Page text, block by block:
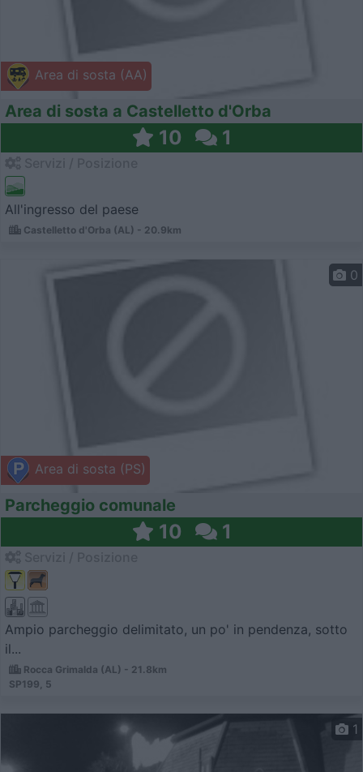
Area di sosta (AA)
Area di sosta a Castelletto d'Orba
10 1
All'ingresso del paese
Castelletto d'Orba (AL) - 20.9km
Area di sosta (PS)
0
Parcheggio comunale
10 1
Ampio parcheggio delimitato, un po' in pendenza, sotto
il...
Rocca Grimalda (AL) - 21.8km
SP199, 5
1